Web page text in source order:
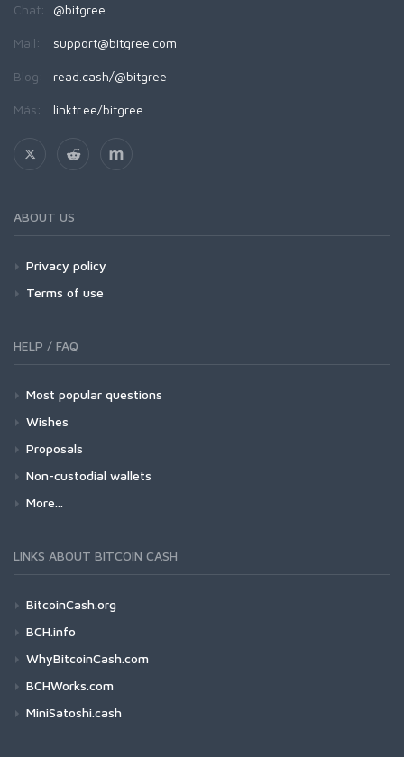
Chat: @bitgree
Mail: support@bitgree.com
Blog: read.cash/@bitgree
Más: linktr.ee/bitgree
ABOUT US
Privacy policy
Terms of use
HELP / FAQ
Most popular questions
Wishes
Proposals
Non-custodial wallets
More...
LINKS ABOUT BITCOIN CASH
BitcoinCash.org
BCH.info
WhyBitcoinCash.com
BCHWorks.com
MiniSatoshi.cash